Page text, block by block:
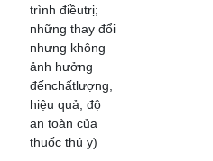
trình điềutrị;
những thay đổi
nhưng không
ảnh hưởng
đếnchấtlượng,
hiệu quả, độ
an toàn của
thuốc thú y)